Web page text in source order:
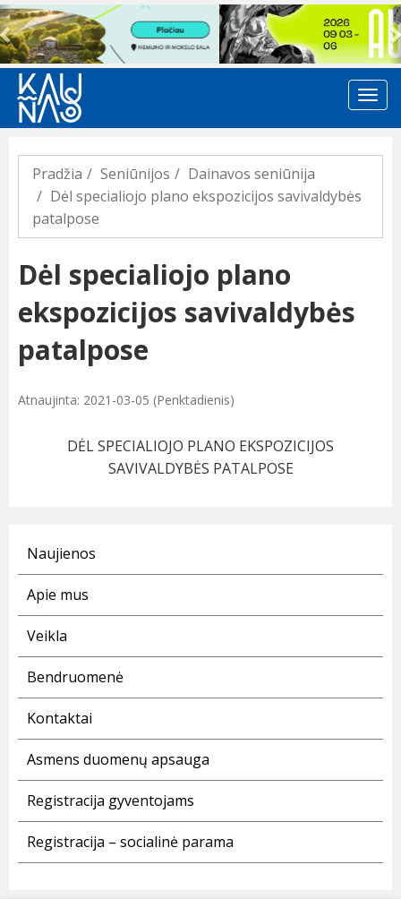
Previous
Pradžia Seniūnijos
Dainavos seniūnija
Dėl specialiojo plano ekspozicijos savivaldybės
patalpose
Dėl specialiojo plano
ekspozicijos savivaldybės
patalpose
Atnaujinta: 2021-03-05 (Penktadienis)
DĖL SPECIALIOJO PLANO EKSPOZICIJOS
SAVIVALDYBĖS PATALPOSE
Naujienos
Apie mus
Veikla
Bendruomenė
Kontaktai
Asmens duomenų apsauga
Registracija gyventojams
Registracija – socialinė parama